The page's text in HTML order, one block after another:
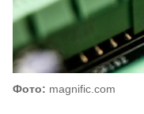
Фото: magnific.com